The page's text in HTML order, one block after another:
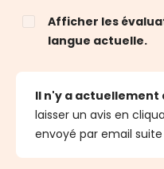
Afficher les
langue actuelle.
Il n'y a actuellement
laisser un avis en
envoyé par email